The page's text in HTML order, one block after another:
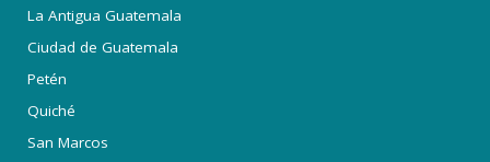
La Antigua Guatemala
Ciudad de Guatemala
Petén
Quiché
San Marcos